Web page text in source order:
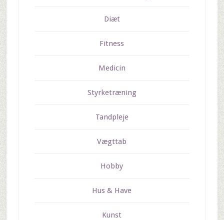
Diæt
Fitness
Medicin
Styrketræning
Tandpleje
Vægttab
Hobby
Hus & Have
Kunst